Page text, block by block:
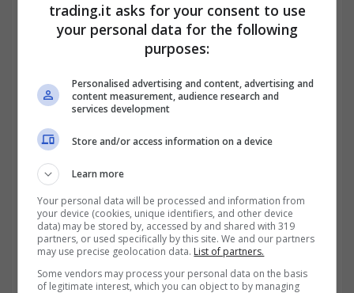
parte degli investitori scommetteva anche
sulla sua tecnologia”.
Al contrario, altri analisti ritengono che
questo rally sia fondato su basi solide e che
sia destinato a continuare anche nei prossimi
mesi. Simon Peters, analista esperto di
criptovalute di eToro, afferma che “l’ultimo
massimo toccato mostra come adesso la
criptovaluta debba essere considerata un
asset di investimento mainstream”, ovvero
trading.it asks for your consent to use
your personal data for the following
purposes:
Personalised advertising and content, advertising and
content measurement, audience research and
services development
Store and/or access information on a device
Learn more
Your personal data will be processed and information from
your device (cookies, unique identifiers, and other device
data) may be stored by, accessed by and shared with 319
partners, or used specifically by this site. We and our partners
may use precise geolocation data. List of partners.
Some vendors may process your personal data on the basis
of legitimate interest, which you can object to by managing